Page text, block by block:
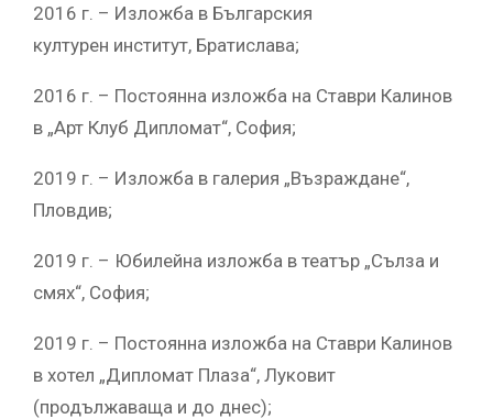
2016 г. – Изложба в Българския
културен институт, Братислава;
2016 г. – Постоянна изложба на Ставри Калинов
в „Арт Клуб Дипломат“, София;
2019 г. – Изложба в галерия „Възраждане“,
Пловдив;
2019 г. – Юбилейна изложба в театър „Сълза и
смях“, София;
2019 г. – Постоянна изложба на Ставри Калинов
в хотел „Дипломат Плаза“, Луковит
(продължаваща и до днес);